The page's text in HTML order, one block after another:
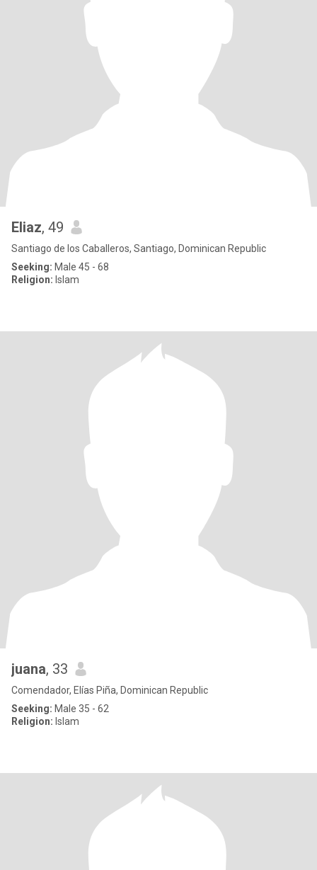
Eliaz, 49
Santiago de los Caballeros, Santiago, Dominican Republic
Seeking: Male 45 - 68
Religion: Islam
juana, 33
Comendador, Elías Piña, Dominican Republic
Seeking: Male 35 - 62
Religion: Islam